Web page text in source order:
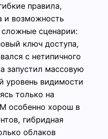
правила,
и возможность
сложные сценарии:
ключ доступа,
с нетипичного
запустил массовую
уровень видимости
только на
особенно хорош в
гибридная
облаков